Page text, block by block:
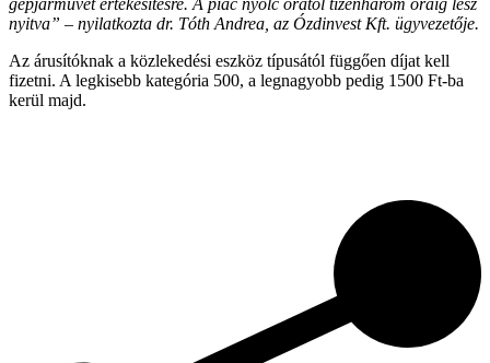
gépjárművét értékesítésre. A piac nyolc órától tizenhárom óráig lesz
nyitva” – nyilatkozta dr. Tóth Andrea, az Ózdinvest Kft. ügyvezetője.
Az árusítóknak a közlekedési eszköz típusától függően díjat kell
fizetni. A legkisebb kategória 500, a legnagyobb pedig 1500 Ft-ba
kerül majd.